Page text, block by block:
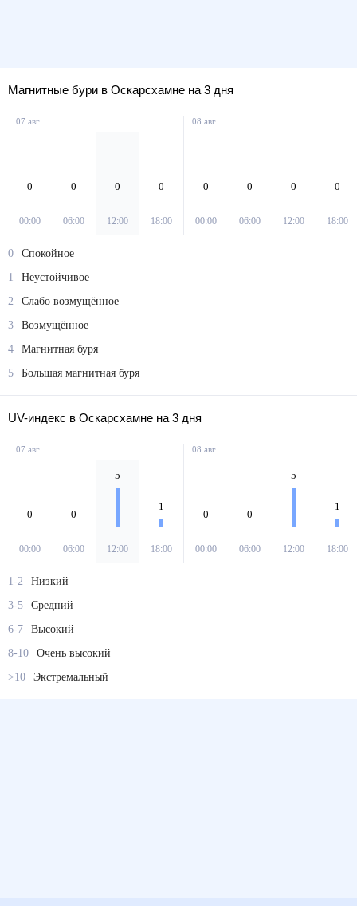
Магнитные бури в Оскарсхамне на 3 дня
07 авг
0
00:00
0
06:00
0
12:00
0
18:00
08 авг
0
00:00
0
06:00
0
12:00
0
18:00
0
Спокойное
1
Неустойчивое
2
Слабо возмущённое
3
Возмущённое
4
Магнитная буря
5
Большая магнитная буря
UV-индекс в Оскарсхамне на 3 дня
07 авг
0
00:00
0
06:00
5
12:00
1
18:00
08 авг
0
00:00
0
06:00
5
12:00
1
18:00
1-2
Низкий
3-5
Средний
6-7
Высокий
8-10
Очень высокий
>10
Экстремальный